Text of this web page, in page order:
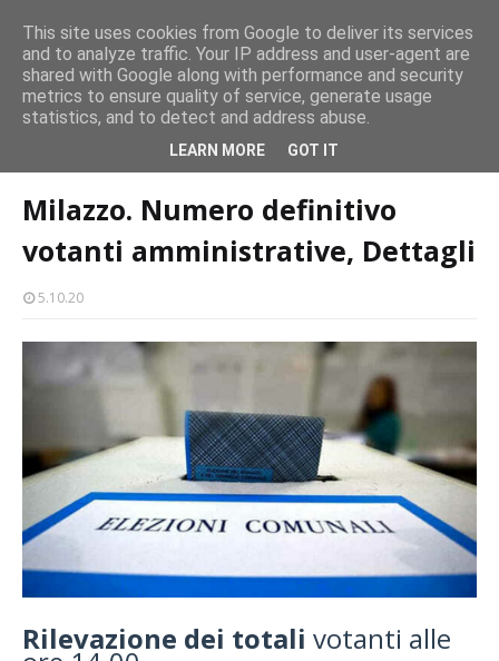
CASTELLO-MILAZZO
Milazzo 28ª Sagra del Pesce a Vaccarella: il programma
EVENTI
Milazzo. Numero definitivo votanti
Milazzo. Numero definitivo
votanti amministrative, Dettagli
5.10.20
Rilevazione dei totali votanti alle
This site uses cookies from Google to deliver its services
and to analyze traffic. Your IP address and user-agent are
shared with Google along with performance and security
metrics to ensure quality of service, generate usage
statistics, and to detect and address abuse.
LEARN MORE GOT IT